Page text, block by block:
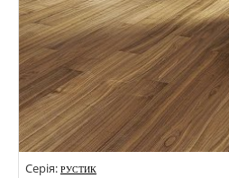
Серія: РУСТИК